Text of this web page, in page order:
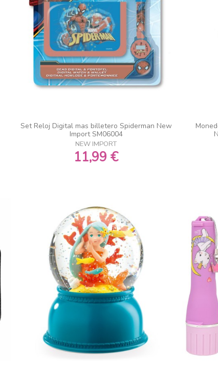
Set Reloj Digital mas billetero Spiderman New
Import SM06004
NEW IMPORT
11,99 €